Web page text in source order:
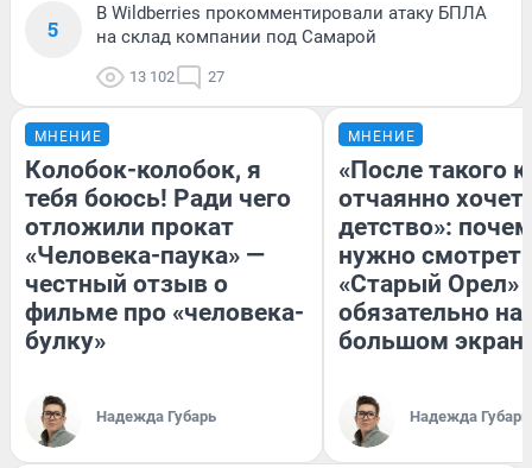
5
В Wildberries прокомментировали атаку БПЛА
на склад компании под Самарой
13 102 27
МНЕНИЕ
Колобок-колобок, я
тебя боюсь! Ради чего
отложили прокат
«Человека-паука» —
честный отзыв о
фильме про «человека-
булку»
Надежда Губарь
МНЕНИЕ
«После такого
отчаянно
детство»:
нужно
«Старый Орел»
обязательно на
большом
Надежда Губарь